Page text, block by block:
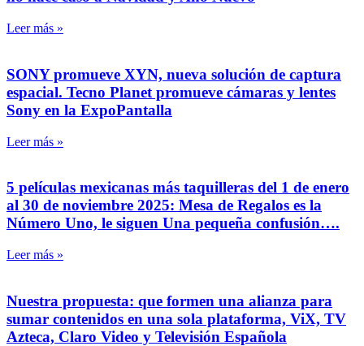
Leer más »
SONY promueve XYN, nueva solución de captura
espacial. Tecno Planet promueve cámaras y lentes
Sony en la ExpoPantalla
Leer más »
5 películas mexicanas más taquilleras del 1 de enero
al 30 de noviembre 2025: Mesa de Regalos es la
Número Uno, le siguen Una pequeña confusión….
Leer más »
Nuestra propuesta: que formen una alianza para
sumar contenidos en una sola plataforma, ViX, TV
Azteca, Claro Video y Televisión Española